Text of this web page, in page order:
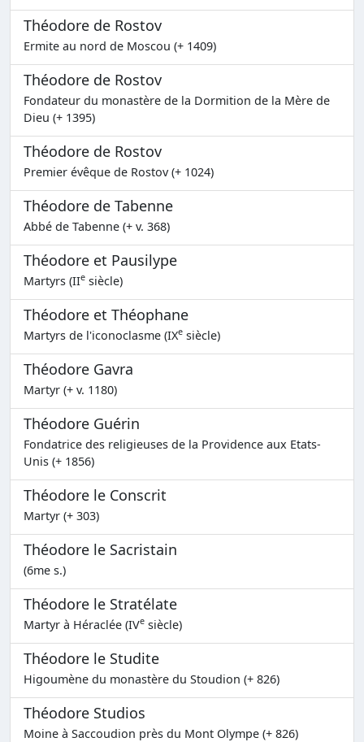
Théodore de Rostov
Ermite au nord de Moscou (+ 1409)
Théodore de Rostov
Fondateur du monastère de la Dormition de la Mère de
Dieu (+ 1395)
Théodore de Rostov
Premier évêque de Rostov (+ 1024)
Théodore de Tabenne
Abbé de Tabenne (+ v. 368)
Théodore et Pausilype
Martyrs (IIe siècle)
Théodore et Théophane
Martyrs de l'iconoclasme (IXe siècle)
Théodore Gavra
Martyr (+ v. 1180)
Théodore Guérin
Fondatrice des religieuses de la Providence aux Etats-
Unis (+ 1856)
Théodore le Conscrit
Martyr (+ 303)
Théodore le Sacristain
(6me s.)
Théodore le Stratélate
Martyr à Héraclée (IVe siècle)
Théodore le Studite
Higoumène du monastère du Stoudion (+ 826)
Théodore Studios
Moine à Saccoudion près du Mont Olympe (+ 826)